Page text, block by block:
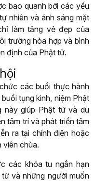
bao quanh bởi các yếu
nhiên và ánh sáng mặt
làm tăng vẻ đẹp của
trường hòa hợp và bình
định của Phật tử.
các buổi thực hành
tụng kinh, niệm Phật
này giúp Phật tử và du
tâm trí và phát triển tâm
ra tại chính điện hoặc
viên chùa.
các khóa tu ngắn hạn
và những người muốn